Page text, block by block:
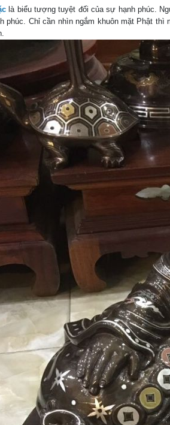
là biểu tượng tuyệt đối của sự hạnh phúc.
phúc. Chỉ cần nhìn ngắm khuôn mặt Phật